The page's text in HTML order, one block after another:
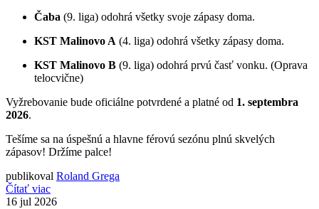
Čaba (9. liga) odohrá všetky svoje zápasy doma.
KST Malinovo A (4. liga) odohrá všetky zápasy doma.
KST Malinovo B (9. liga) odohrá prvú časť vonku. (Oprava
telocvične)
Vyžrebovanie bude oficiálne potvrdené a platné od 1. septembra
2026.
Tešíme sa na úspešnú a hlavne férovú sezónu plnú skvelých
zápasov! Držíme palce!
publikoval Roland Grega
Čítať viac
16 jul 2026